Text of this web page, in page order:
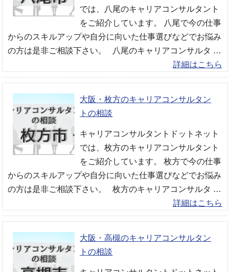
では、八尾のキャリアコンサルタント
をご紹介しています。 八尾で今の仕事
からのスキルアップや自分に向いた仕事選びなどでお悩み
の方は是非ご相談下さい。 八尾のキャリアコンサルタ …
詳細はこちら
大阪・枚方のキャリアコンサルタン
トの相談
キャリアコンサルタントドットネット
では、枚方のキャリアコンサルタント
をご紹介しています。 枚方で今の仕事
からのスキルアップや自分に向いた仕事選びなどでお悩み
の方は是非ご相談下さい。 枚方のキャリアコンサルタ …
詳細はこちら
大阪・高槻のキャリアコンサルタン
トの相談